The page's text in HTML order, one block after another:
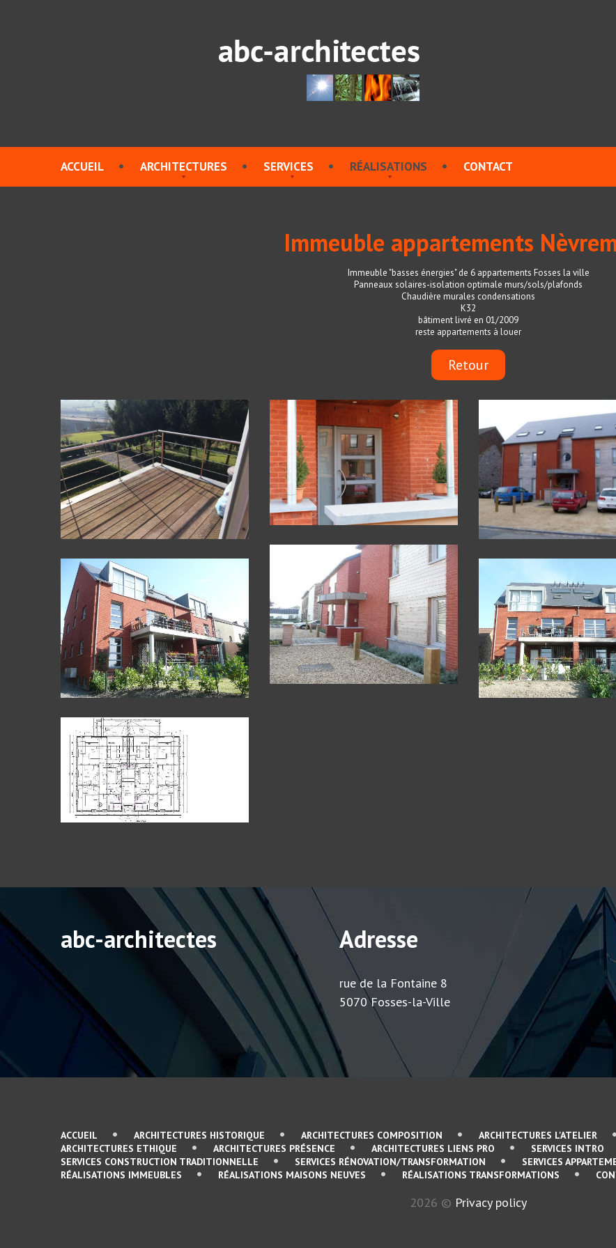
ACCUEIL ARCHITECTURES SERVICES RÉALISATIONS CONTACT
Immeuble appartements
Immeuble "basses énergies" de 6 appartements Fosses la ville
Panneaux solaires-isolation optimale murs/sols/plafonds
Chaudière murales condensations
K32
bâtiment livré en 01/2009
reste appartements à louer
Retour
abc-architectes Adresse
rue de la Fontaine 8
5070 Fosses-la-Ville
ACCUEIL ARCHITECTURES HISTORIQUE ARCHITECTURES COMPOSITION ARCHITECTURES L'ATELIER
ARCHITECTURES ETHIQUE
ARCHITECTURES PRÉSENCE ARCHITECTURES LIENS PRO SERVICES INTRO
SERVICES CONSTRUCTION TRADITIONNELLE
SERVICES RÉNOVATION/TRANSFORMATION
SERVICES
RÉALISATIONS IMMEUBLES
RÉALISATIONS MAISONS NEUVES RÉALISATIONS TRANSFORMATIONS
2026 © Privacy policy